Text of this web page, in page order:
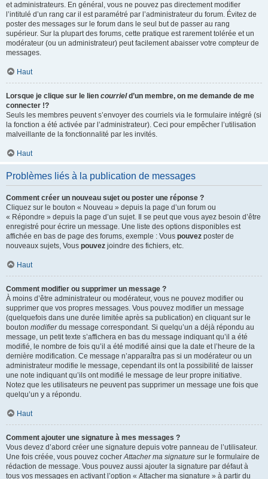
et administrateurs. En général, vous ne pouvez pas directement modifier
l’intitulé d’un rang car il est paramétré par l’administrateur du forum. Évitez de
poster des messages sur le forum dans le seul but de passer au rang
supérieur. Sur la plupart des forums, cette pratique est rarement tolérée et un
modérateur (ou un administrateur) peut facilement abaisser votre compteur de
messages.
Haut
Lorsque je clique sur le lien courrield’un membre, on me demande de me
connecter !?
Seuls les membres peuvent s’envoyer des courriels via le formulaire intégré (si
la fonction a été activée par l’administrateur). Ceci pour empêcher l’utilisation
malveillante de la fonctionnalité par les invités.
Haut
Problèmes liés à la publication de messages
Comment créer un nouveau sujet ou poster une réponse ?
Cliquez sur le bouton « Nouveau » depuis la page d’un forum ou
« Répondre » depuis la page d’un sujet. Il se peut que vous ayez besoin d’être
enregistré pour écrire un message. Une liste des options disponibles est
affichée en bas de page des forums, exemple : Vous pouvez poster de
nouveaux sujets, Vous pouvez joindre des fichiers, etc.
Haut
Comment modifier ou supprimer un message ?
À moins d’être administrateur ou modérateur, vous ne pouvez modifier ou
supprimer que vos propres messages. Vous pouvez modifier un message
(quelquefois dans une durée limitée après sa publication) en cliquant sur le
bouton modifierdu message correspondant. Si quelqu’un a déjà répondu au
message, un petit texte s’affichera en bas du message indiquant qu’il a été
modifié, le nombre de fois qu’il a été modifié ainsi que la date et l’heure de la
dernière modification. Ce message n’apparaîtra pas si un modérateur ou un
administrateur modifie le message, cependant ils ont la possibilité de laisser
une note indiquant qu’ils ont modifié le message de leur propre initiative.
Notez que les utilisateurs ne peuvent pas supprimer un message une fois que
quelqu’un y a répondu.
Haut
Comment ajouter une signature à mes messages ?
Vous devez d’abord créer une signature depuis votre panneau de l’utilisateur.
Une fois créée, vous pouvez cocherAttacher ma signature sur le formulaire de
rédaction de message. Vous pouvez aussi ajouter la signature par défaut à
tous vos messages en activant l’option « Attacher ma signature » à partir du